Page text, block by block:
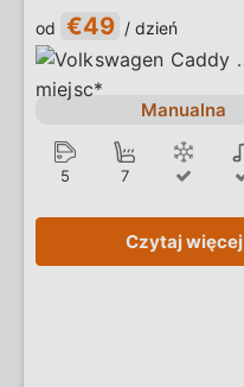
od €49 / dzień
Manualna
5 7
Czytaj więcej